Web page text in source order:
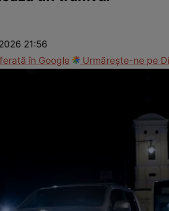
21:56
în Google
Urmărește-ne pe